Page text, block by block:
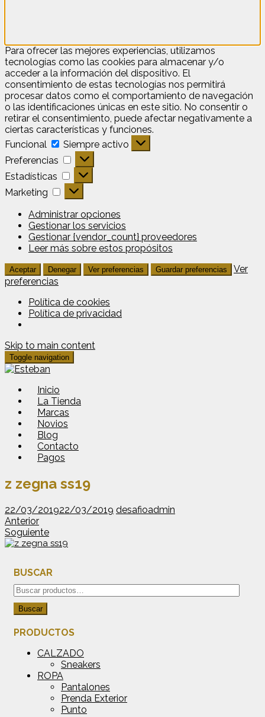
Para ofrecer las mejores experiencias, utilizamos
tecnologías como las cookies para almacenar y/o
acceder a la información del dispositivo. El
consentimiento de estas tecnologías nos permitirá
procesar datos como el comportamiento de navegación
o las identificaciones únicas en este sitio. No consentir o
retirar el consentimiento, puede afectar negativamente a
ciertas características y funciones.
Funcional
Funcional
Siempre activo
Preferencias
Preferencias
Estadísticas
Estadísticas
Marketing
Marketing
Administrar opciones
Gestionar los servicios
Gestionar {vendor_count} proveedores
Leer más sobre estos propósitos
Aceptar Denegar Ver preferencias Guardar preferencias
Ver
preferencias
Política de cookies
Política de privacidad
Skip to main content
Toggle navigation
Inicio
La Tienda
Marcas
Novios
Blog
Contacto
Pagos
z zegna ss19
22/03/201922/03/2019 desafioadmin
Anterior
Soguiente
BUSCAR
Buscar
por:
Buscar
PRODUCTOS
CALZADO
Sneakers
ROPA
Pantalones
Prenda Exterior
Punto